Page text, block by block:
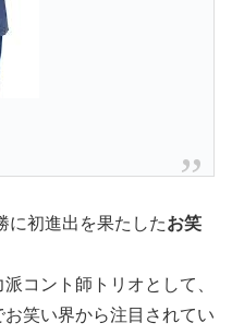
に初進出を果たしたお笑
コント師トリオとして、
笑い界から注目されてい